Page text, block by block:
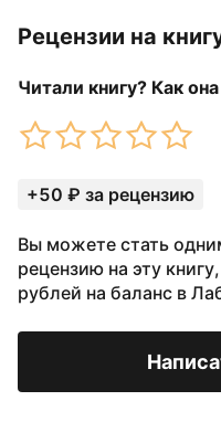
Рецензии на
Читали книгу? Как
+50 ₽ за рецензию
Вы можете стать
рецензию на эту
рублей на баланс в